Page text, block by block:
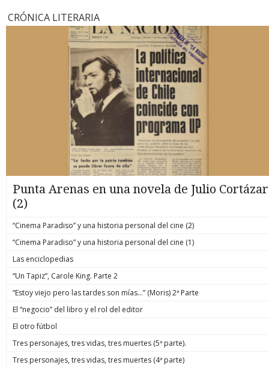
CRÓNICA LITERARIA
Punta Arenas en una novela de Julio Cortázar
(2)
“Cinema Paradiso” y una historia personal del cine (2)
“Cinema Paradiso” y una historia personal del cine (1)
Las enciclopedias
“Un Tapiz”, Carole King. Parte 2
“Estoy viejo pero las tardes son mías…” (Moris) 2ª Parte
El “negocio” del libro y el rol del editor
El otro fútbol
Tres personajes, tres vidas, tres muertes (5ª parte).
Tres personajes, tres vidas, tres muertes (4ª parte)